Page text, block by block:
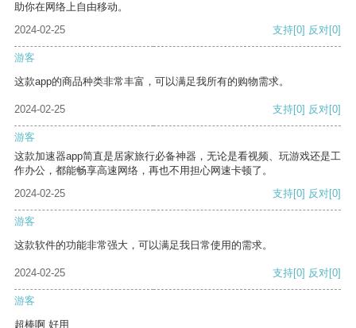
助你在网络上自由移动。
2024-02-25
支持[0] 反对[0]
游客
这款app的商品种类非常丰富，可以满足我所有的购物需求。
2024-02-25 支持[0] 反对[0]
游客
这款加速器app简直是居家旅行必备神器，无论是看视频、玩游戏还是工
作办公，都能畅享高速网络，再也不用担心网速卡顿了。
2024-02-25
支持[0] 反对[0]
游客
这款软件的功能非常强大，可以满足我日常使用的需求。
2024-02-25 支持[0] 反对[0]
游客
超棒啊 好用